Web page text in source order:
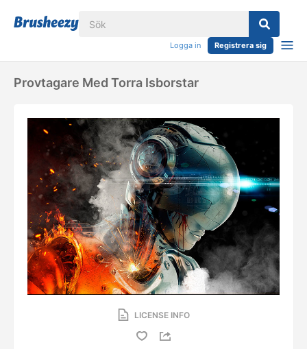
Logga in Registrera sig
Provtagare Med Torra Isborstar
LICENSE INFO